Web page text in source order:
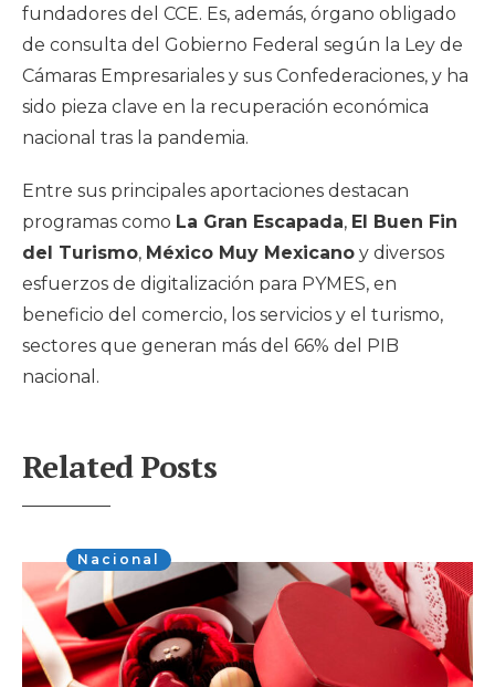
fundadores del CCE. Es, además, órgano obligado
de consulta del Gobierno Federal según la Ley de
Cámaras Empresariales y sus Confederaciones, y ha
sido pieza clave en la recuperación económica
nacional tras la pandemia.
Entre sus principales aportaciones destacan
programas como La Gran Escapada, El Buen Fin
del Turismo, México Muy Mexicano y diversos
esfuerzos de digitalización para PYMES, en
beneficio del comercio, los servicios y el turismo,
sectores que generan más del 66% del PIB
nacional.
Related Posts
Nacional